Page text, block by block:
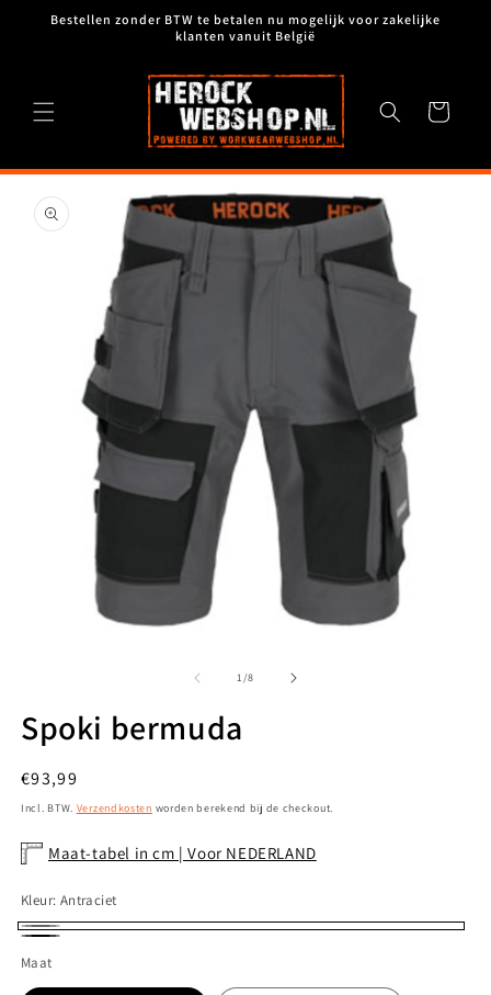
naar de
Bestellen zonder BTW te betalen nu mogelijk voor zakelijke
klanten vanuit België
Winkelwagen
direct naar
1/van
8
Spoki bermuda
Normale
prijs
€93,99
Incl. BTW. Verzendkosten worden berekend bij de checkout.
Maat-tabel in cm | Voor NEDERLAND
Kleur: Antraciet
Antraciet
Maat